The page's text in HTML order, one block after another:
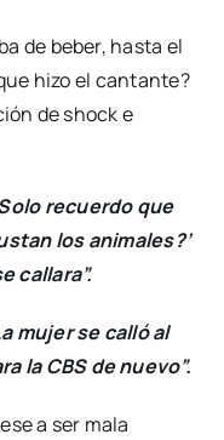
de beber, hasta el
hizo el cantante?
de shock e
recuerdo que
los animales?’
callara”.
mujer se calló al
la CBS de nuevo”.
a ser mala